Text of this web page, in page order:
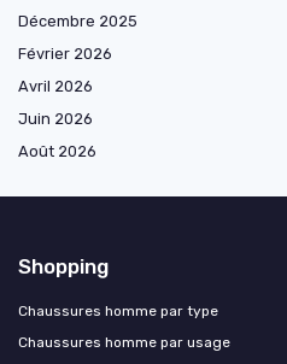
Décembre 2025
Février 2026
Avril 2026
Juin 2026
Août 2026
Shopping
Chaussures homme par type
Chaussures homme par usage